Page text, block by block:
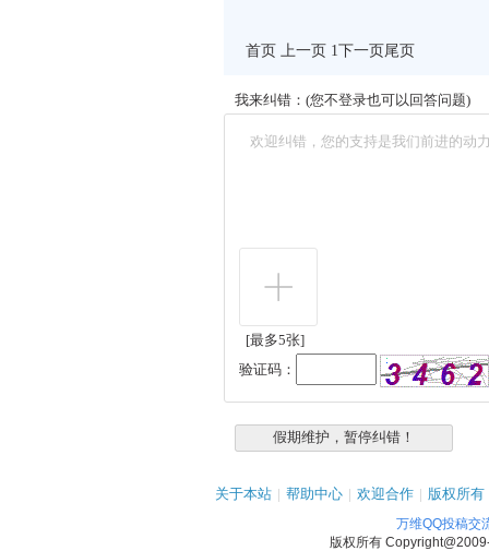
首页 上一页 1下一页尾页
我来纠错：(您不登录也可以回答问题)
[最多5张]
验证码：
关于本站 | 帮助中心 | 欢迎合作 | 版权所有
万维QQ投稿交
版权所有